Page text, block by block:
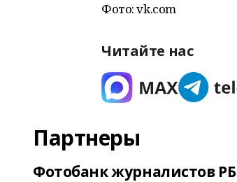
Фото: vk.com
Читайте нас
Партнеры
Фотобанк журналистов РБ